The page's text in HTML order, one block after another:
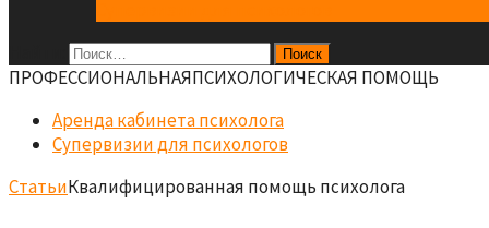
ПРОФЕCСИОНАЛЬНАЯПСИХОЛОГИЧЕСКАЯ ПОМОЩЬ
Аренда кабинета психолога
Супервизии для психологов
СтатьиКвалифицированная помощь психолога